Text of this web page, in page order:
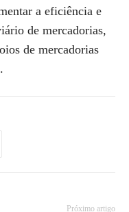
a eficiência e
de mercadorias,
de mercadorias
Próximo artigo